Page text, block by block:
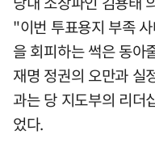
"이번 투표용지 부족
을 회피하는 썩은 동아
재명 정권의 오만과 실
과는 당 지도부의 리더
었다.